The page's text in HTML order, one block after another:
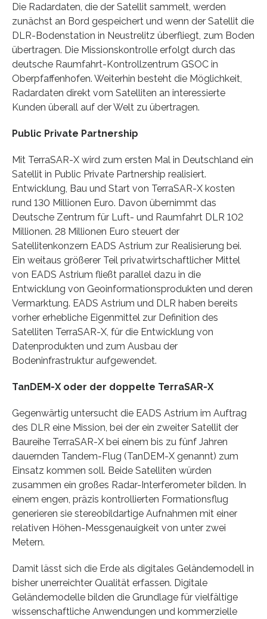
Die Radardaten, die der Satellit sammelt, werden
zunächst an Bord gespeichert und wenn der Satellit die
DLR-Bodenstation in Neustrelitz überfliegt, zum Boden
übertragen. Die Missionskontrolle erfolgt durch das
deutsche Raumfahrt-Kontrollzentrum GSOC in
Oberpfaffenhofen. Weiterhin besteht die Möglichkeit,
Radardaten direkt vom Satelliten an interessierte
Kunden überall auf der Welt zu übertragen.
Public Private Partnership
Mit TerraSAR-X wird zum ersten Mal in Deutschland ein
Satellit in Public Private Partnership realisiert.
Entwicklung, Bau und Start von TerraSAR-X kosten
rund 130 Millionen Euro. Davon übernimmt das
Deutsche Zentrum für Luft- und Raumfahrt DLR 102
Millionen. 28 Millionen Euro steuert der
Satellitenkonzern EADS Astrium zur Realisierung bei.
Ein weitaus größerer Teil privatwirtschaftlicher Mittel
von EADS Astrium fließt parallel dazu in die
Entwicklung von Geoinformationsprodukten und deren
Vermarktung. EADS Astrium und DLR haben bereits
vorher erhebliche Eigenmittel zur Definition des
Satelliten TerraSAR-X, für die Entwicklung von
Datenprodukten und zum Ausbau der
Bodeninfrastruktur aufgewendet.
TanDEM-X oder der doppelte TerraSAR-X
Gegenwärtig untersucht die EADS Astrium im Auftrag
des DLR eine Mission, bei der ein zweiter Satellit der
Baureihe TerraSAR-X bei einem bis zu fünf Jahren
dauernden Tandem-Flug (TanDEM-X genannt) zum
Einsatz kommen soll. Beide Satelliten würden
zusammen ein großes Radar-Interferometer bilden. In
einem engen, präzis kontrollierten Formationsflug
generieren sie stereobildartige Aufnahmen mit einer
relativen Höhen-Messgenauigkeit von unter zwei
Metern.
Damit lässt sich die Erde als digitales Geländemodell in
bisher unerreichter Qualität erfassen. Digitale
Geländemodelle bilden die Grundlage für vielfältige
wissenschaftliche Anwendungen und kommerzielle